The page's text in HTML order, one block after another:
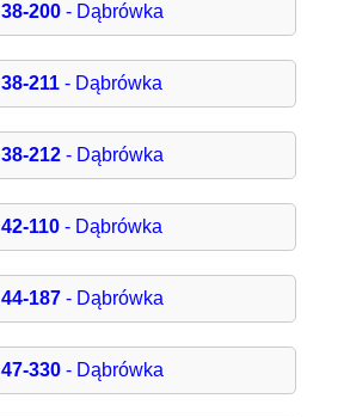
38-200- Dąbrówka
38-211 - Dąbrówka
38-212- Dąbrówka
42-110 - Dąbrówka
44-187- Dąbrówka
47-330- Dąbrówka